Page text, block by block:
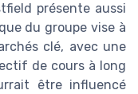
présente aussi
du groupe vise à
clé, avec une
de cours à long
être influencé